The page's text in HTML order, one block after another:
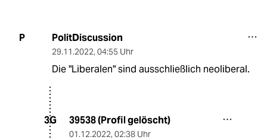
P PolitDiscussion
29.11.2022, 04:55 Uhr
Die "Liberalen" sind ausschließlich neoliberal.
3G 39538 (Profil gelöscht)
01.12.2022, 02:38 Uhr